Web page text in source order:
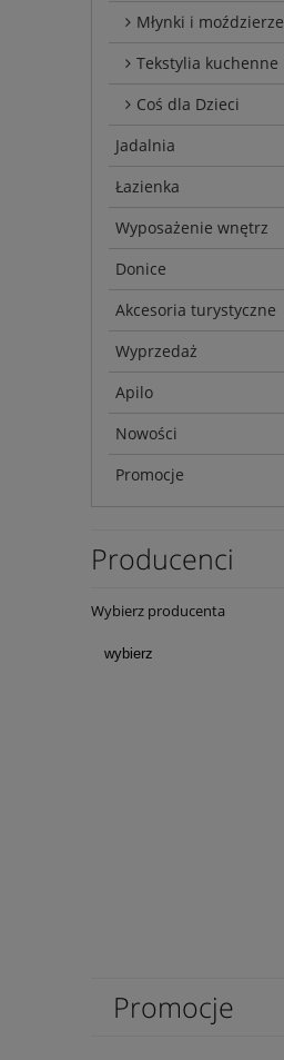
Młynki i moździerze
Tekstylia kuchenne
Coś dla Dzieci
Jadalnia
Łazienka
Wyposażenie wnętrz
Donice
Akcesoria turystyczne
Wyprzedaż
Apilo
Nowości
Promocje
Producenci
Wybierz producenta
Promocje